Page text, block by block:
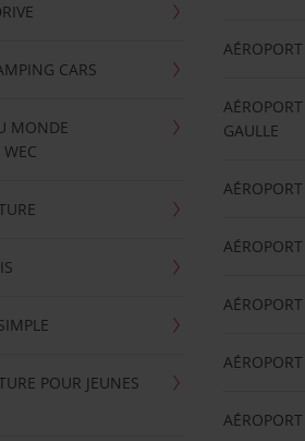
CARS
MONDE
POUR JEUNES
GAULLE